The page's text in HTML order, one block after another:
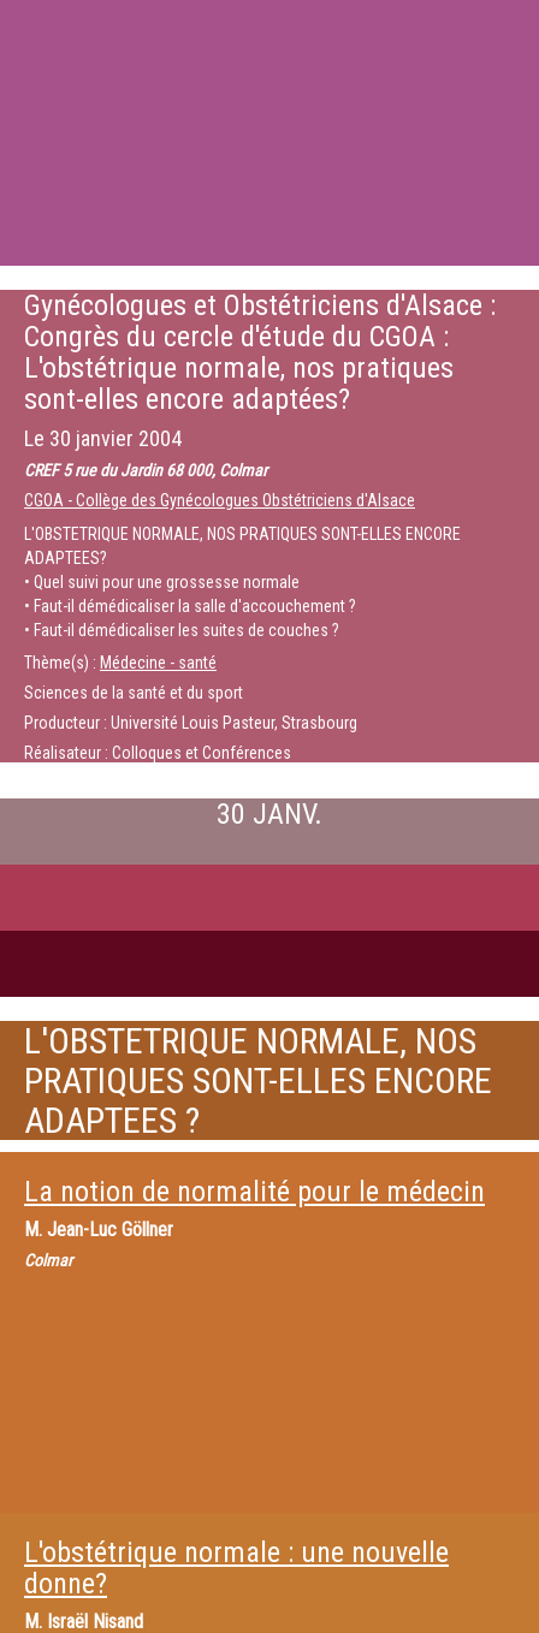
Gynécologues et Obstétriciens d'Alsace :
Congrès du cercle d'étude du CGOA :
L'obstétrique normale, nos pratiques
sont-elles encore adaptées?
Le 30 janvier 2004
CREF 5 rue du Jardin 68 000, Colmar
CGOA - Collège des Gynécologues Obstétriciens d'Alsace
L'OBSTETRIQUE NORMALE, NOS PRATIQUES SONT-ELLES ENCORE
ADAPTEES?
• Quel suivi pour une grossesse normale
• Faut-il démédicaliser la salle d'accouchement ?
• Faut-il démédicaliser les suites de couches ?
Thème(s) : Médecine - santé
Sciences de la santé et du sport
Producteur : Université Louis Pasteur, Strasbourg
Réalisateur : Colloques et Conférences
30 JANV.
L'OBSTETRIQUE NORMALE, NOS
PRATIQUES SONT-ELLES ENCORE
ADAPTEES ?
La notion de normalité pour le médecin
M. Jean-Luc Göllner
Colmar
L'obstétrique normale : une nouvelle
donne?
M. Israël Nisand